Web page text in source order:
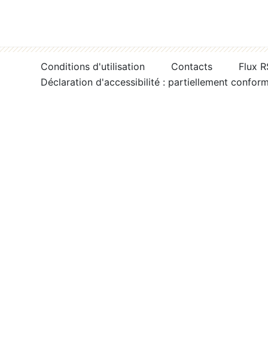
Conditions d'utilisation Contacts
Flux
Déclaration d'accessibilité : partiellement